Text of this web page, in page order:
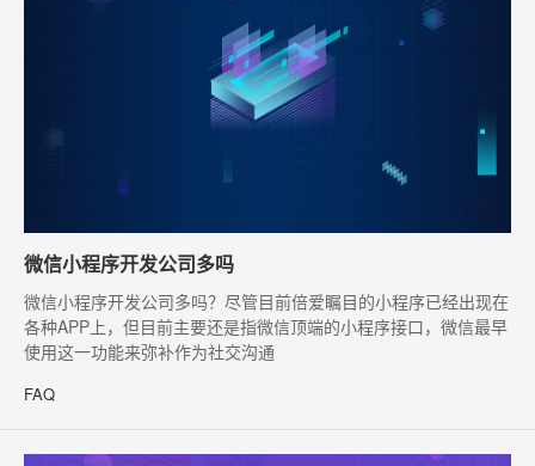
微信小程序开发公司多吗
微信小程序开发公司多吗？尽管目前倍爱瞩目的小程序已经出现在
各种APP上，但目前主要还是指微信顶端的小程序接口，微信最早
使用这一功能来弥补作为社交沟通
FAQ